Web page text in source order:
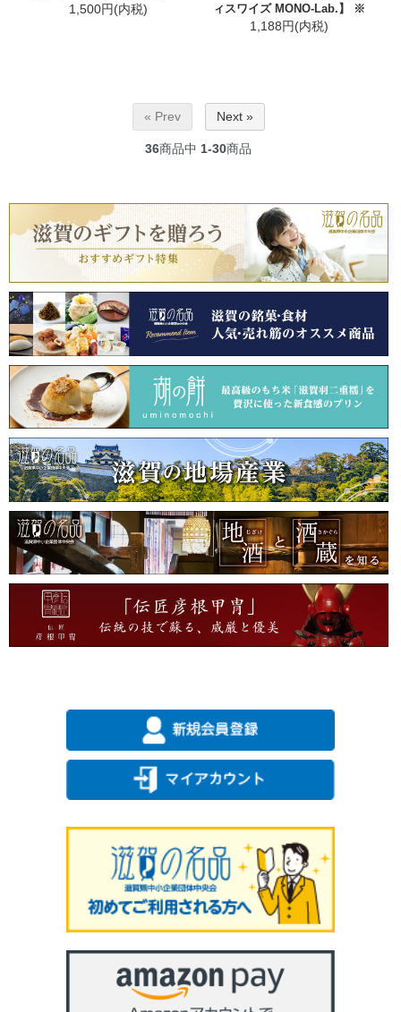
1,500円(内税)
ィスワイズ MONO-Lab.】 ※
1,188円(内税)
« Prev Next »
36商品中 1-30商品